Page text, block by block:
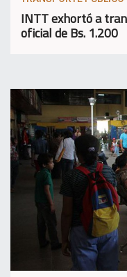
INTT exhortó a
oficial de Bs. 1.200